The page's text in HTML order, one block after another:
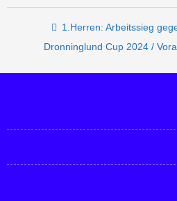
Post navigation
1.Herren: Arbeitssieg
Dronninglund Cup 2024 /